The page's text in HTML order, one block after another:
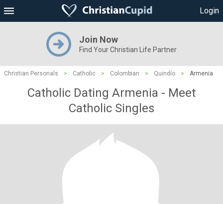
Login
Join Now
Find Your Christian Life Partner
Christian Personals > Catholic > Colombian > Quindío > Armenia
Catholic Dating Armenia - Meet
Catholic Singles